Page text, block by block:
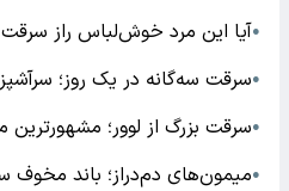
●آیا این مرد خوش‌لباس راز
●سرقت سه‌گانه در یک روز؛
●سرقت بزرگ از لوور؛
●میمون‌های دم‌دراز؛ باند مخوف